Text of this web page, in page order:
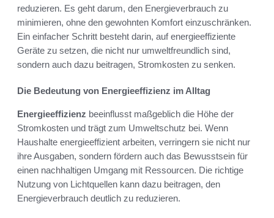
reduzieren. Es geht darum, den Energieverbrauch zu
minimieren, ohne den gewohnten Komfort einzuschränken.
Ein einfacher Schritt besteht darin, auf energieeffiziente
Geräte zu setzen, die nicht nur umweltfreundlich sind,
sondern auch dazu beitragen, Stromkosten zu senken.
Die Bedeutung von Energieeffizienz im Alltag
Energieeffizienz beeinflusst maßgeblich die Höhe der
Stromkosten und trägt zum Umweltschutz bei. Wenn
Haushalte energieeffizient arbeiten, verringern sie nicht nur
ihre Ausgaben, sondern fördern auch das Bewusstsein für
einen nachhaltigen Umgang mit Ressourcen. Die richtige
Nutzung von Lichtquellen kann dazu beitragen, den
Energieverbrauch deutlich zu reduzieren.